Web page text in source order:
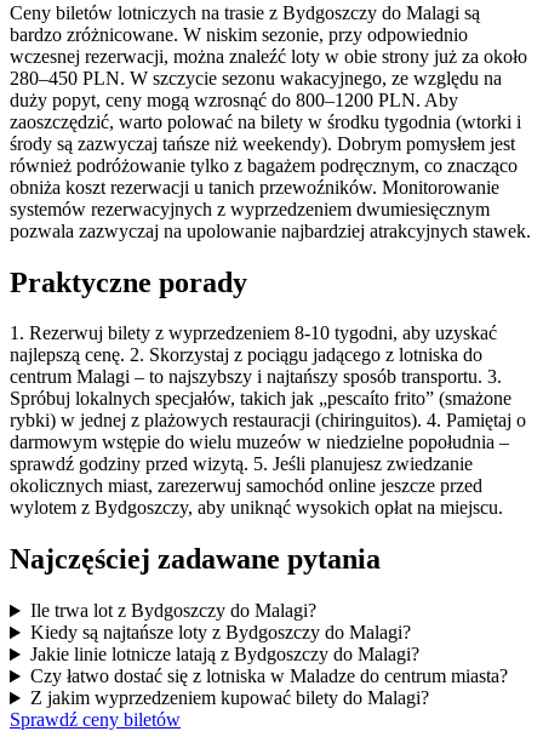
Ceny biletów lotniczych na trasie z Bydgoszczy do Malagi są
bardzo zróżnicowane. W niskim sezonie, przy odpowiednio
wczesnej rezerwacji, można znaleźć loty w obie strony już za około
280–450 PLN. W szczycie sezonu wakacyjnego, ze względu na
duży popyt, ceny mogą wzrosnąć do 800–1200 PLN. Aby
zaoszczędzić, warto polować na bilety w środku tygodnia (wtorki i
środy są zazwyczaj tańsze niż weekendy). Dobrym pomysłem jest
również podróżowanie tylko z bagażem podręcznym, co znacząco
obniża koszt rezerwacji u tanich przewoźników. Monitorowanie
systemów rezerwacyjnych z wyprzedzeniem dwumiesięcznym
pozwala zazwyczaj na upolowanie najbardziej atrakcyjnych stawek.
Praktyczne porady
1. Rezerwuj bilety z wyprzedzeniem 8-10 tygodni, aby uzyskać
najlepszą cenę. 2. Skorzystaj z pociągu jadącego z lotniska do
centrum Malagi – to najszybszy i najtańszy sposób transportu. 3.
Spróbuj lokalnych specjałów, takich jak „pescaíto frito” (smażone
rybki) w jednej z plażowych restauracji (chiringuitos). 4. Pamiętaj o
darmowym wstępie do wielu muzeów w niedzielne popołudnia –
sprawdź godziny przed wizytą. 5. Jeśli planujesz zwiedzanie
okolicznych miast, zarezerwuj samochód online jeszcze przed
wylotem z Bydgoszczy, aby uniknąć wysokich opłat na miejscu.
Najczęściej zadawane pytania
Ile trwa lot z Bydgoszczy do Malagi?
Kiedy są najtańsze loty z Bydgoszczy do Malagi?
Jakie linie lotnicze latają z Bydgoszczy do Malagi?
Czy łatwo dostać się z lotniska w Maladze do centrum miasta?
Z jakim wyprzedzeniem kupować bilety do Malagi?
Sprawdź ceny biletów